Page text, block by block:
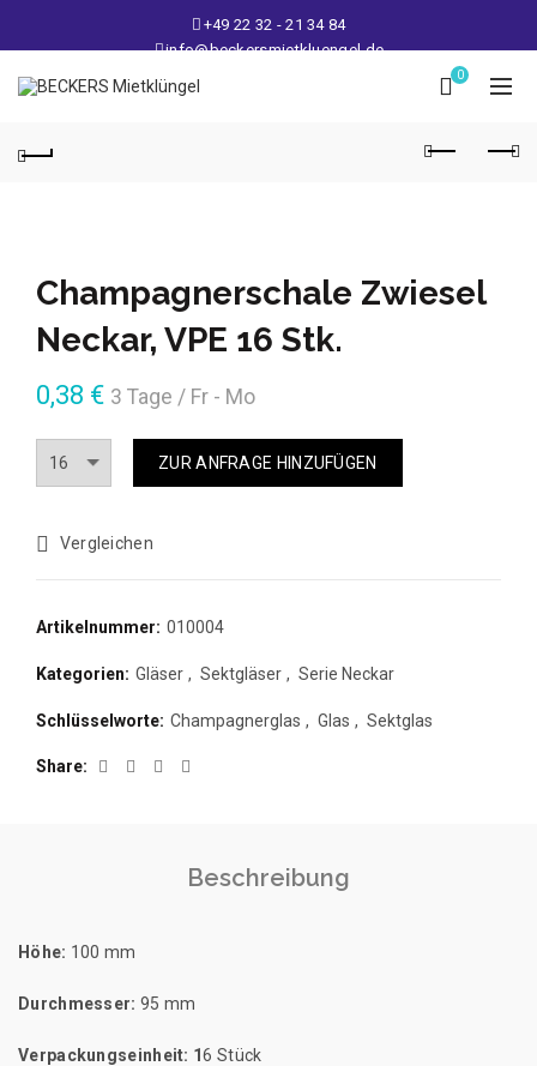
+49 22 32 - 21 34 84
info@beckersmietkluengel.de
Lager: Gutenbergstraße 1 - 50389 Wesseling
Mo - Fr: 9 – 17 Uhr, Sa: 9 – 12 Uhr
0
Champagnerschale Zwiesel
Neckar, VPE 16 Stk.
0,38 € 3 Tage / Fr - Mo
ZUR ANFRAGE HINZUFÜGEN
Vergleichen
Artikelnummer: 010004
Kategorien: Gläser , Sektgläser , Serie Neckar
Schlüsselworte: Champagnerglas , Glas , Sektglas
Share
Beschreibung
Höhe: 100 mm
Durchmesser: 95 mm
Verpackungseinheit: 16 Stück